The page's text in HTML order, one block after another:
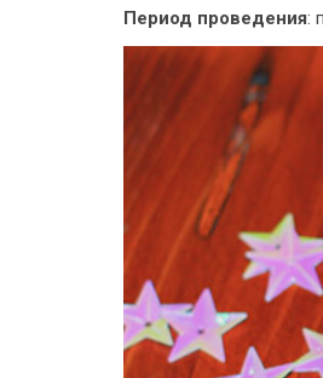
Период проведения: